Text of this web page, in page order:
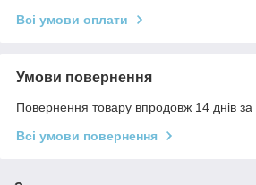
Всі умови оплати
Умови повернення
Повернення товару впродовж 14 днів за
Всі умови повернення